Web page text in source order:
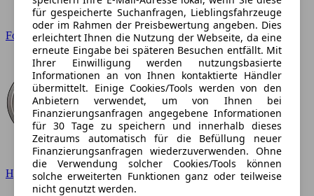
Ford
Hyundai
für gespeicherte Suchanfragen, Lieblingsfahrzeuge
oder im Rahmen der Preisbewertung angeben. Dies
erleichtert Ihnen die Nutzung der Webseite, da eine
erneute Eingabe bei späteren Besuchen entfällt. Mit
Ihrer Einwilligung werden nutzungsbasierte
Informationen an von Ihnen kontaktierte Händler
übermittelt. Einige Cookies/Tools werden von den
Anbietern verwendet, um von Ihnen bei
Finanzierungsanfragen angegebene Informationen
für 30 Tage zu speichern und innerhalb dieses
Zeitraums automatisch für die Befüllung neuer
Finanzierungsanfragen wiederzuverwenden. Ohne
die Verwendung solcher Cookies/Tools können
solche erweiterten Funktionen ganz oder teilweise
nicht genutzt werden.